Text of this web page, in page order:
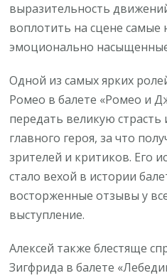
выразительность
воплотить на сцене самые
эмоционально
Одной из самых ярких
Ромео в балете «Ромео и
передать великую
главного героя, за что
зрителей и критиков. Его
стало вехой в истории
восторженные отзывы у
выступление.
Алексей также блестяще
Зигфрида в балете